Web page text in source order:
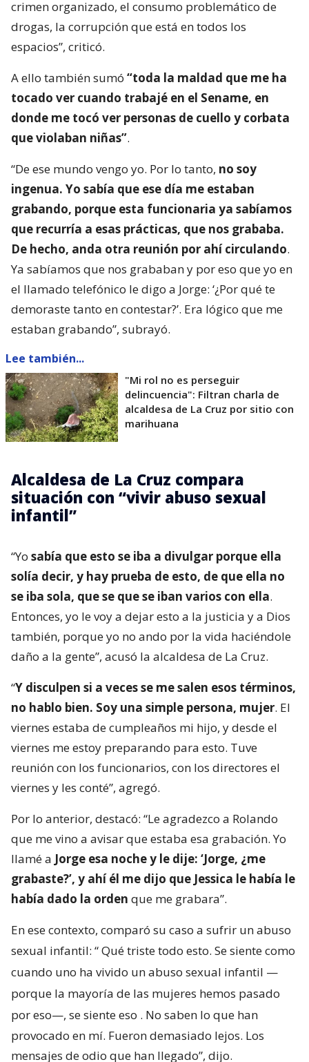
crimen organizado, el consumo problemático de
drogas, la corrupción que está en todos los
espacios”, criticó.
A ello también sumó “toda la maldad que me ha
tocado ver cuando trabajé en el Sename, en
donde me tocó ver personas de cuello y corbata
que violaban niñas”.
“De ese mundo vengo yo. Por lo tanto, no soy
ingenua. Yo sabía que ese día me estaban
grabando, porque esta funcionaria ya sabíamos
que recurría a esas prácticas, que nos grababa.
De hecho, anda otra reunión por ahí circulando.
Ya sabíamos que nos grababan y por eso que yo en
el llamado telefónico le digo a Jorge: ‘¿Por qué te
demoraste tanto en contestar?’. Era lógico que me
estaban grabando”, subrayó.
Lee también...
"Mi rol no es perseguir
delincuencia": Filtran charla de
alcaldesa de La Cruz por sitio con
marihuana
Alcaldesa de La Cruz compara
situación con “vivir abuso sexual
infantil”
“Yo sabía que esto se iba a divulgar porque ella
solía decir, y hay prueba de esto, de que ella no
se iba sola, que se que se iban varios con ella.
Entonces, yo le voy a dejar esto a la justicia y a Dios
también, porque yo no ando por la vida haciéndole
daño a la gente”, acusó la alcaldesa de La Cruz.
“Y disculpen si a veces se me salen esos términos,
no hablo bien. Soy una simple persona, mujer. El
viernes estaba de cumpleaños mi hijo, y desde el
viernes me estoy preparando para esto. Tuve
reunión con los funcionarios, con los directores el
viernes y les conté”, agregó.
Por lo anterior, destacó: “Le agradezco a Rolando
que me vino a avisar que estaba esa grabación. Yo
llamé a Jorge esa noche y le dije: ‘Jorge, ¿me
grabaste?’, y ahí él me dijo que Jessica le había le
había dado la orden que me grabara”.
En ese contexto, comparó su caso a sufrir un abuso
sexual infantil: “Qué triste todo esto. Se siente como
cuando uno ha vivido un abuso sexual infantil —
porque la mayoría de las mujeres hemos pasado
por eso—, se siente eso . No saben lo que han
provocado en mí. Fueron demasiado lejos. Los
mensajes de odio que han llegado”, dijo.